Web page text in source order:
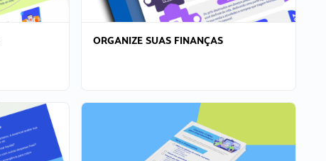
ORGANIZE SUAS FINANÇAS